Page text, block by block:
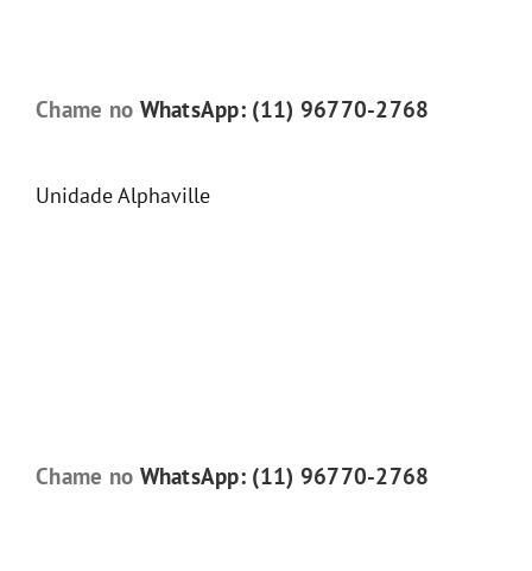
Chame no WhatsApp: (11) 96770-2768
Unidade Alphaville
Chame no WhatsApp: (11) 96770-2768